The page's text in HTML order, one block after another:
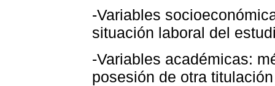
-Variables
situación laboral del
-Variables académicas:
posesión de otra